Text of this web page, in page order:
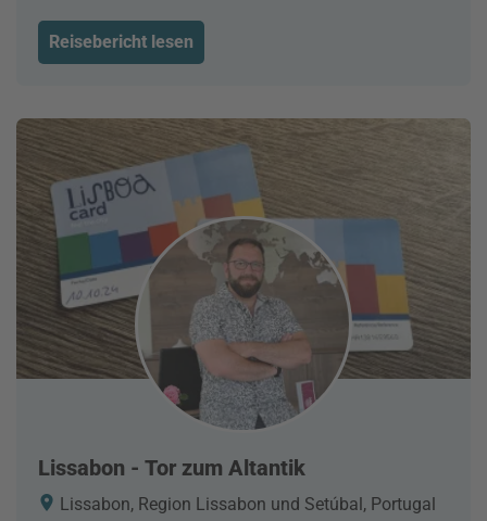
Reisebericht lesen
Lissabon - Tor zum Altantik
Lissabon, Region Lissabon und Setúbal, Portugal